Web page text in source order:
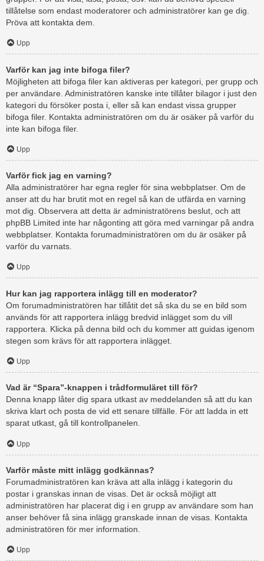
tillåtelse som endast moderatorer och administratörer kan ge dig.
Pröva att kontakta dem.
Upp
Varför kan jag inte bifoga filer?
Möjligheten att bifoga filer kan aktiveras per kategori, per grupp och
per användare. Administratören kanske inte tillåter bilagor i just den
kategori du försöker posta i, eller så kan endast vissa grupper
bifoga filer. Kontakta administratören om du är osäker på varför du
inte kan bifoga filer.
Upp
Varför fick jag en varning?
Alla administratörer har egna regler för sina webbplatser. Om de
anser att du har brutit mot en regel så kan de utfärda en varning
mot dig. Observera att detta är administratörens beslut, och att
phpBB Limited inte har någonting att göra med varningar på andra
webbplatser. Kontakta forumadministratören om du är osäker på
varför du varnats.
Upp
Hur kan jag rapportera inlägg till en moderator?
Om forumadministratören har tillåtit det så ska du se en bild som
används för att rapportera inlägg bredvid inlägget som du vill
rapportera. Klicka på denna bild och du kommer att guidas igenom
stegen som krävs för att rapportera inlägget.
Upp
Vad är “Spara”-knappen i trådformuläret till för?
Denna knapp låter dig spara utkast av meddelanden så att du kan
skriva klart och posta de vid ett senare tillfälle. För att ladda in ett
sparat utkast, gå till kontrollpanelen.
Upp
Varför måste mitt inlägg godkännas?
Forumadministratören kan kräva att alla inlägg i kategorin du
postar i granskas innan de visas. Det är också möjligt att
administratören har placerat dig i en grupp av användare som han
anser behöver få sina inlägg granskade innan de visas. Kontakta
administratören för mer information.
Upp